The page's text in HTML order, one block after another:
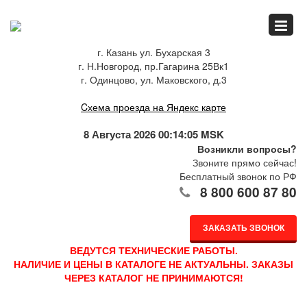
г. Казань ул. Бухарская 3
г. Н.Новгород, пр.Гагарина 25Вк1
г. Одинцово, ул. Маковского, д.3
Cхема проезда на Яндекс карте
8 Августа 2026 00:14:06 MSK
Возникли вопросы?
Звоните прямо сейчас!
Бесплатный звонок по РФ
8 800 600 87 80
ЗАКАЗАТЬ ЗВОНОК
Спец.предложения
Как купить
Доставка
ВЕДУТСЯ ТЕХНИЧЕСКИЕ РАБОТЫ.
НАЛИЧИЕ И ЦЕНЫ В КАТАЛОГЕ НЕ АКТУАЛЬНЫ. ЗАКАЗЫ
ЧЕРЕЗ КАТАЛОГ НЕ ПРИНИМАЮТСЯ!